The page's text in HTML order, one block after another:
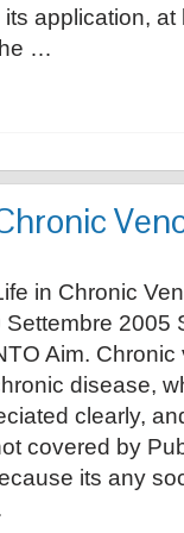
application, at
…
in Chronic
2005
Aim.
disease,
clearly,
covered by
its any